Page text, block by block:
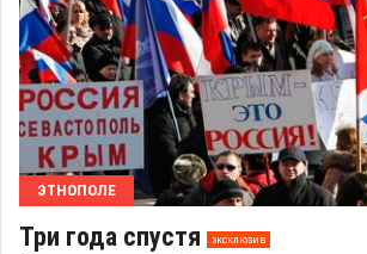
ЭТНОПОЛЕ
Три года спустя эксклюзив